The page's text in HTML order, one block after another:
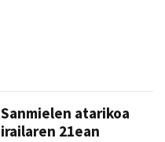
Sanmielen atarikoa
irailaren 21ean